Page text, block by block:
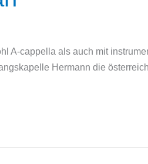
A-cappella als auch mit
Hermann die